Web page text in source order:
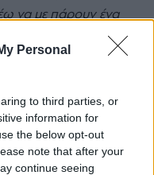
Personal
to third parties, or
information for
the below opt-out
note that after your
continue seeing
να με πάρουν ένα
δοκιμάζω ένα
της θείας τους, που
να τους δει.